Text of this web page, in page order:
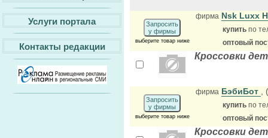
Услуги портала
Контакты редакции
Запросить
у фирмы
выберите товар ниже
фирма Nsk Luxx
купить по
оптовый
Кроссовки
Запросить
у фирмы
выберите товар ниже
фирма БэбиБот
купить по
оптовый
Кроссовки